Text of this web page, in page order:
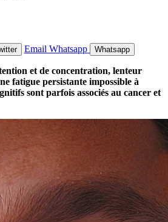
Email Whatsapp Whatsapp
et de concentration, lenteur
fatigue persistante impossible à
sont parfois associés au cancer et